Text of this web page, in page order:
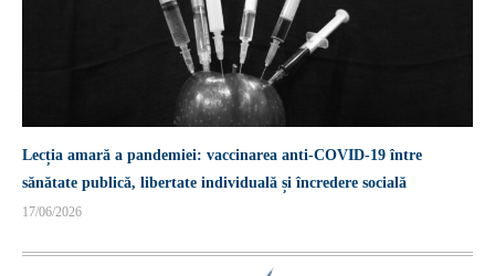
Lecția amară a pandemiei: vaccinarea anti-COVID-19 între
sănătate publică, libertate individuală și încredere socială
17/06/2026